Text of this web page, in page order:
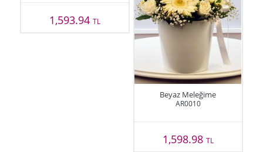
1,593.94TL
Beyaz Meleğime
AR0010
1,598.98 TL